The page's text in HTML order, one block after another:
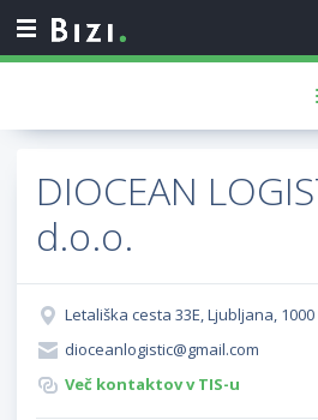
DIOCEAN
d.o.o.
Letališka cesta 33E, Ljubljana,
dioceanlogistic@gmail.com
Več kontaktov v TIS-u